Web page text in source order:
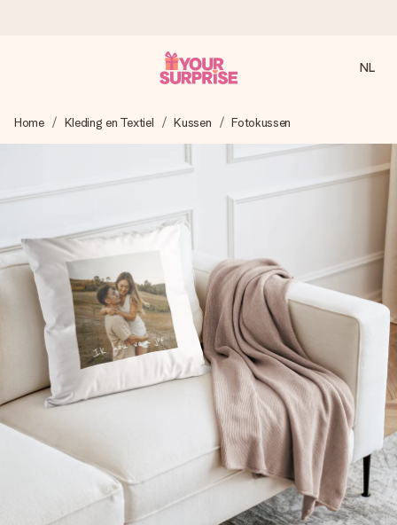
We maken jouw cadeau met zorg en zorgen dat het
razendsnel onderweg is - zodat jij kunt geven op precies
het juiste moment, wanneer het het meeste betekent.
4,8 (gebaseerd op +8.000 reviews)
Onze cadeaus worden gewaardeerd. Klanten beoordelen
ons met een 4,7 op Google Reviews
Gratis wenskaartje
Je maakt in een paar stappen iets unieks – met haar naam,
jullie foto of een boodschap die raakt. Zonder gedoe, maar
met alle aandacht voor het moment.
NL
Home Kleding en Textiel Kussen Fotokussen